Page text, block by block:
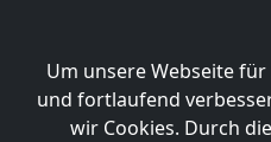
Um unsere Webseite
und fortlaufend
wir Cookies. Durch
News Band